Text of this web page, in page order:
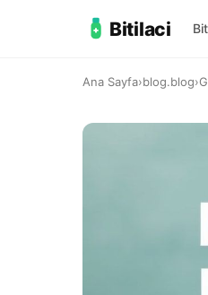
Bitilaci
Ana Sayfa›blog.blog›